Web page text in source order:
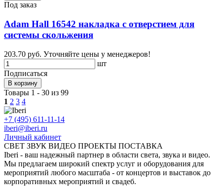
Под заказ
Adam Hall 16542 накладка с отверстием для
системы скольжения
203.70 руб. Уточняйте цены у менеджеров!
шт
Подписаться
В корзину
Товары 1 - 30 из 99
1 2 3 4
+7 (495) 611-11-14
iberi@iberi.ru
Личный кабинет
СВЕТ ЗВУК ВИДЕО ПРОЕКТЫ ПОСТАВКА
Iberi - ваш надежный партнер в области света, звука и видео.
Мы предлагаем широкий спектр услуг и оборудования для
мероприятий любого масштаба - от концертов и выставок до
корпоративных мероприятий и свадеб.